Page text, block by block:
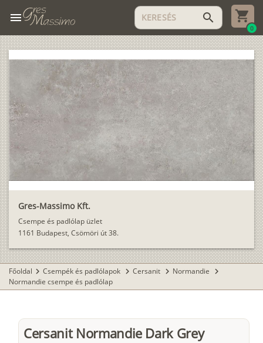
menu search
0
Gres-Massimo Kft.
Csempe és padlólap üzlet
1161 Budapest, Csömöri út 38.
Főoldal chevron_right Csempék és padlólapok chevron_right Cersanit chevron_right Normandie chevron_right
Normandie csempe és padlólap
Cersanit Normandie Dark Grey